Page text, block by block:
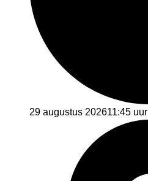
29 augustus 202611:45 uur